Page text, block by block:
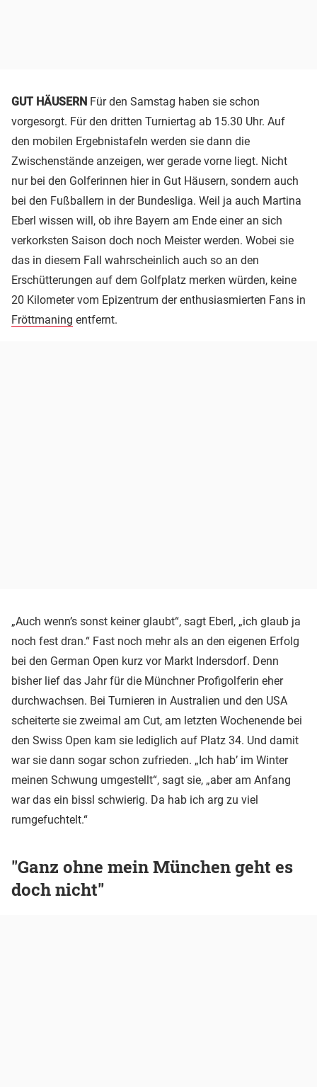
GUT HÄUSERN Für den Samstag haben sie schon
vorgesorgt. Für den dritten Turniertag ab 15.30 Uhr. Auf
den mobilen Ergebnistafeln werden sie dann die
Zwischenstände anzeigen, wer gerade vorne liegt. Nicht
nur bei den Golferinnen hier in Gut Häusern, sondern auch
bei den Fußballern in der Bundesliga. Weil ja auch Martina
Eberl wissen will, ob ihre Bayern am Ende einer an sich
verkorksten Saison doch noch Meister werden. Wobei sie
das in diesem Fall wahrscheinlich auch so an den
Erschütterungen auf dem Golfplatz merken würden, keine
20 Kilometer vom Epizentrum der enthusiasmierten Fans in
Fröttmaning entfernt.
„Auch wenn’s sonst keiner glaubt“, sagt Eberl, „ich glaub ja
noch fest dran.“ Fast noch mehr als an den eigenen Erfolg
bei den German Open kurz vor Markt Indersdorf. Denn
bisher lief das Jahr für die Münchner Profigolferin eher
durchwachsen. Bei Turnieren in Australien und den USA
scheiterte sie zweimal am Cut, am letzten Wochenende bei
den Swiss Open kam sie lediglich auf Platz 34. Und damit
war sie dann sogar schon zufrieden. „Ich hab’ im Winter
meinen Schwung umgestellt“, sagt sie, „aber am Anfang
war das ein bissl schwierig. Da hab ich arg zu viel
rumgefuchtelt.“
"Ganz ohne mein München geht es
doch nicht"